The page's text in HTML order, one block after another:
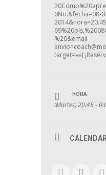
0No.&fecha=08-
%20&email-
target=»»]
HORA
(Martes) 20:45 -
CALENDAR